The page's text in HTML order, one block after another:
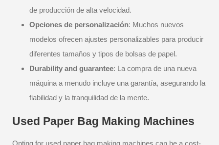
de producción de alta velocidad.
Opciones de personalización: Muchos nuevos
modelos ofrecen ajustes personalizables para producir
diferentes tamaños y tipos de bolsas de papel.
Durability and guarantee: La compra de una nueva
máquina a menudo incluye una garantía, asegurando la
fiabilidad y la tranquilidad de la mente.
Used Paper Bag Making Machines
Opting for used paper bag making machines can be a cost-